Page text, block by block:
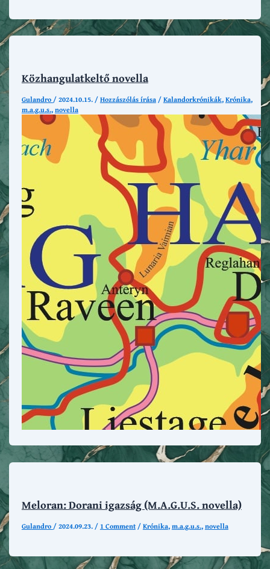
Közhangulatkeltő novella
Gulandro /2024.10.15. /Hozzászólás írása /Kalandorkrónikák,Krónika,
m.a.g.u.s.,novella
Meloran: Dorani igazság (M.A.G.U.S. novella)
Gulandro /2024.09.23. / 1 Comment /Krónika,m.a.g.u.s.,novella